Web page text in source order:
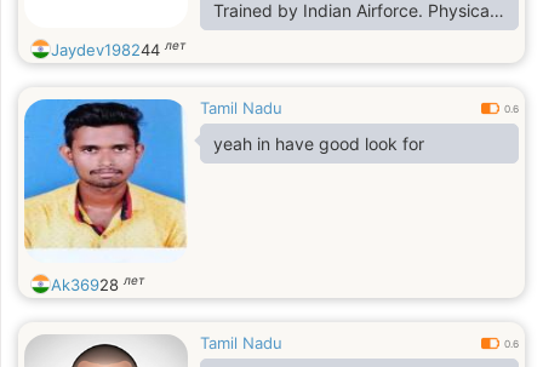
Trained by Indian Airforce. Physicall
Trained by Indian Army as Cadet
Under Officer in College Days.
sector as INDEPENDENT
ASSOCIATE.
Jaydev198244 лет
Tamil Nadu 0.6
yeah in have good look for
Ak36928 лет
Tamil Nadu 0.6